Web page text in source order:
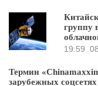
группу
19:59
Термин
зарубежных соцсетях